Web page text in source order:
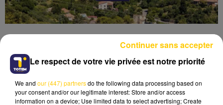
Lecture (6 min 6 sec)
Le respect de votre vie privée est notre priorité
We and our (447) partnersdo the following data processing based on
your consent and/or our legitimate interest: Store and/or access
information on a device; Use limited data to select advertising; Create
Continuer sans accepter